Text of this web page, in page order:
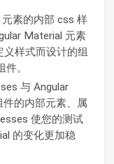
素的内部 css 样
Material 元素
样式而设计的组
。
与 Angular
的内部元素、属
使您的测试
的变化更加稳